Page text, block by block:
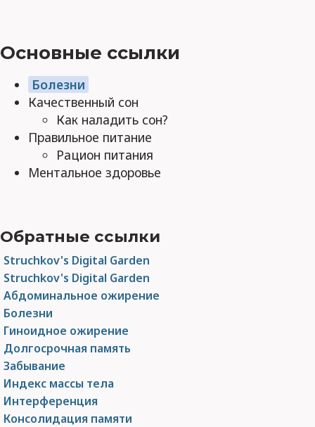
Основные ссылки
Болезни
Качественный сон
Как наладить сон?
Правильное питание
Рацион питания
Ментальное здоровье
Обратные ссылки
Struchkov's Digital Garden
Struchkov's Digital Garden
Абдоминальное ожирение
Болезни
Гиноидное ожирение
Долгосрочная память
Забывание
Индекс массы тела
Интерференция
Консолидация памяти